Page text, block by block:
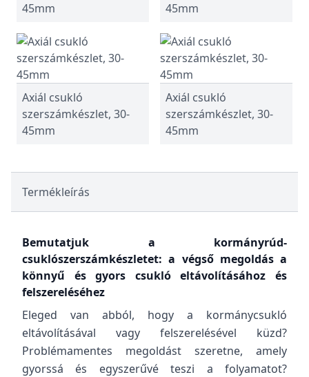
45mm
45mm
Axiál csukló
szerszámkészlet, 30-
45mm
Axiál csukló
szerszámkészlet, 30-
45mm
Termékleírás
Bemutatjuk a kormányrúd-
csuklószerszámkészletet: a végső megoldás a
könnyű és gyors csukló eltávolításához és
felszereléséhez
Eleged van abból, hogy a kormánycsukló
eltávolításával vagy felszerelésével küzd?
Problémamentes megoldást szeretne, amely
gyorssá és egyszerűvé teszi a folyamatot?